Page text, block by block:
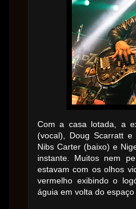
Com a casa lotada, a
(vocal), Doug Scarratt
Nibs Carter (baixo) e
instante. Muitos nem
estavam com os olhos
vermelho exibindo o
águia em volta do